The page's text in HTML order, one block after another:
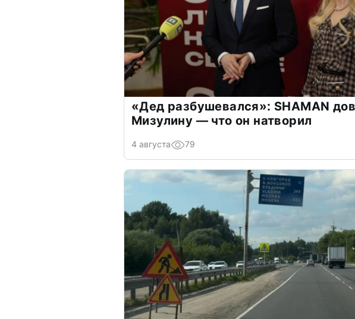
«Дед разбушевался»: SHAMAN
Мизулину — что он натворил
4 августа 79